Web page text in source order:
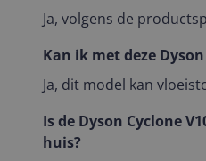
Ja, volgens de
Kan ik met deze
Ja, dit model kan
Is de Dyson Cyclone
huis?